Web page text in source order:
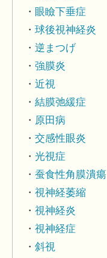
眼瞼下垂症
球後視神経炎
逆まつげ
強膜炎
近視
結膜弛緩症
原田病
交感性眼炎
光視症
蚕食性角膜潰瘍
視神経萎縮
視神経炎
視神経症
斜視